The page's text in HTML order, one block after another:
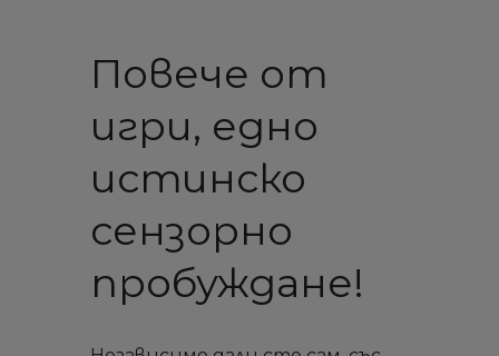
Повече от
игри, едно
истинско
сензорно
пробуждане!